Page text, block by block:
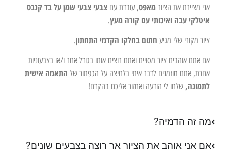
אני מציירת את הציור מאפס, עובדת עם צבעי צבעי שמן על בד קנבס
איטלקי עבה ואיכותי עם קורה מעץ.
ציור מקורי שלי מגיע חתום בחלקו הקדמי התחתון.
אם אתם אוהבים ציור מסויים ואתם רוצים אותו בגודל אחר ו/או בצבעוניות
אחרת, אתם מוזמנים לדבר איתי בלחיצה על הכפתור של התאמה אישית
לתמונה, שלחו לי הודעה ואחזור אליכם בהקדם!
מה זה הדמיה?
אם אני אוהב את הציור אך רוצה בצבעים שונים?